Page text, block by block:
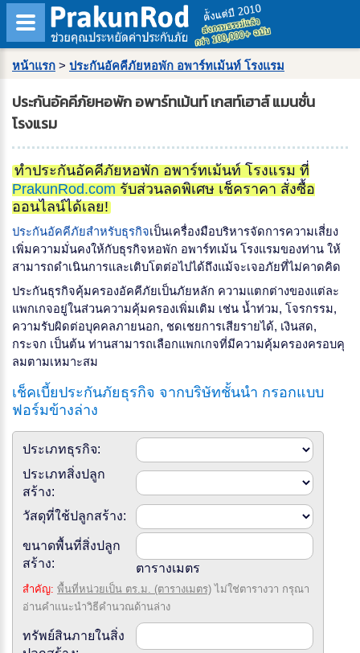
หน้าแรก > ประกันอัคคีภัยหอพัก อพาร์ทเม้นท์ โรงแรม
ประกันอัคคีภัยหอพัก อพาร์ทเม้นท์ เกสท์เฮาส์ แมนชั่น
โรงแรม
ทำประกันอัคคีภัยหอพัก อพาร์ทเม้นท์ โรงแรม ที่
PrakunRod.com รับส่วนลดพิเศษ เช็คราคา สั่งซื้อ
ออนไลน์ได้เลย!
ประกันอัคคีภัยสำหรับธุรกิจเป็นเครื่องมือบริหารจัดการความเสี่ยง
เพิ่มความมั่นคงให้กับธุรกิจหอพัก อพาร์ทเม้น โรงแรมของท่าน ให้
สามารถดำเนินการและเติบโตต่อไปได้ถึงแม้จะเจอภัยที่ไม่คาดคิด
ประกันธุรกิจคุ้มครองอัคคีภัยเป็นภัยหลัก ความแตกต่างของแต่ละ
แพกเกจอยู่ในส่วนความคุ้มครองเพิ่มเติม เช่น น้ำท่วม, โจรกรรม,
ความรับผิดต่อบุคคลภายนอก, ชดเชยการเสียรายได้, เงินสด,
กระจก เป็นต้น ท่านสามารถเลือกแพกเกจที่มีความคุ้มครองครอบคุ
ลมตามเหมาะสม
เช็คเบี้ยประกันภัยธุรกิจ จากบริษัทชั้นนำ กรอกแบบ
ฟอร์มข้างล่าง
ประเภทธุรกิจ:
ประเภทสิ่งปลูก
สร้าง:
วัสดุที่ใช้ปลูกสร้าง:
ขนาดพื้นที่สิ่งปลูก
สร้าง:
ตารางเมตร
สำคัญ: พื้นที่หน่วยเป็น ตร.ม. (ตารางเมตร) ไม่ใช่ตารางวา กรุณา
อ่านคำแนะนำวิธีคำนวณด้านล่าง
ทรัพย์สินภายในสิ่ง